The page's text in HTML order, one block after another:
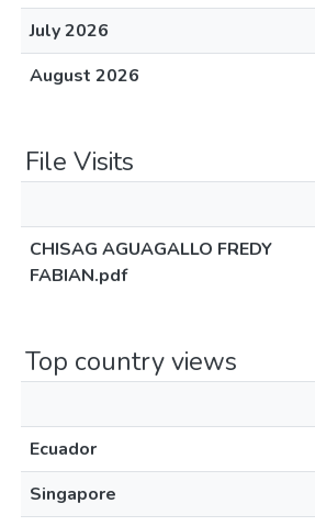
July 2026
August 2026
File Visits
CHISAG AGUAGALLO FREDY
FABIAN.pdf
Top country views
Ecuador
Singapore